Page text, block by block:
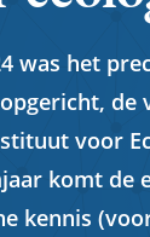
was het
de
voor
komt de
kennis